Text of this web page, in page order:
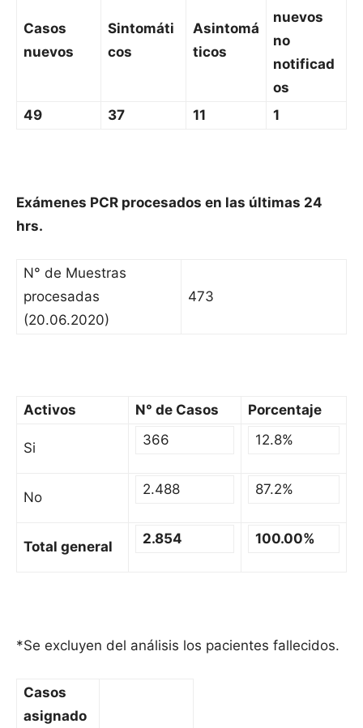
Casos
nuevos
Sintomáti
cos
Asintomá
ticos
nuevos
no
notificad
os
49
37 11 1
Exámenes PCR procesados en las últimas 24
hrs.
N° de Muestras
procesadas
(20.06.2020)
473
Activos N° de Casos Porcentaje
Si 366 12.8%
No 2.488 87.2%
Total general 2.854 100.00%
*Se excluyen del análisis los pacientes fallecidos.
Casos
asignado